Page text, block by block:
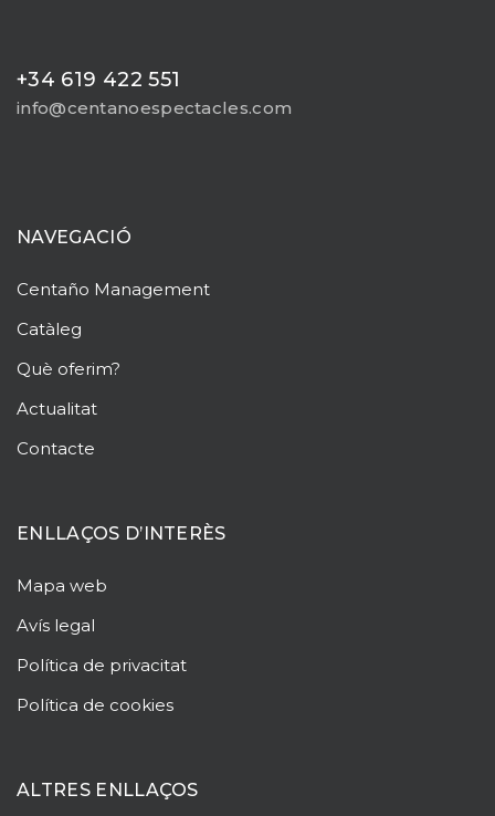
+34 619 422 551
info@centanoespectacles.com
NAVEGACIÓ
Centaño Management
Catàleg
Què oferim?
Actualitat
Contacte
ENLLAÇOS D’INTERÈS
Mapa web
Avís legal
Política de privacitat
Política de cookies
ALTRES ENLLAÇOS